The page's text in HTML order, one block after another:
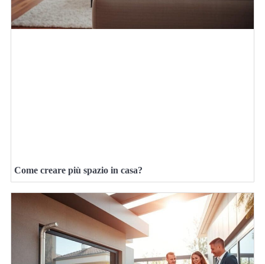
Come creare più spazio in casa?